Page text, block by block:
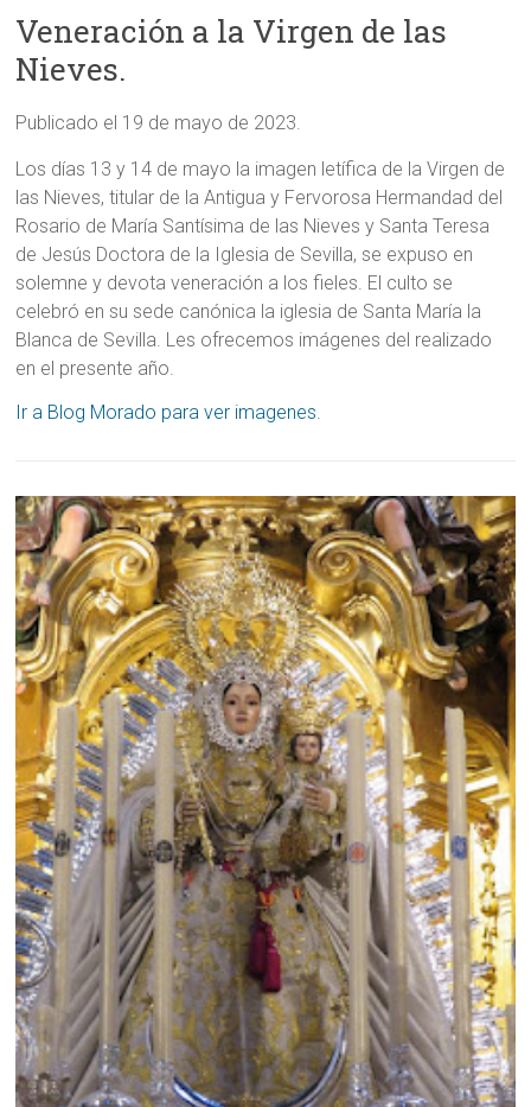
Veneración a la Virgen de las
Nieves.
Publicado el 19 de mayo de 2023.
Los días 13 y 14 de mayo la imagen letífica de la Virgen de
las Nieves, titular de la Antigua y Fervorosa Hermandad del
Rosario de María Santísima de las Nieves y Santa Teresa
de Jesús Doctora de la Iglesia de Sevilla, se expuso en
solemne y devota veneración a los fieles. El culto se
celebró en su sede canónica la iglesia de Santa María la
Blanca de Sevilla. Les ofrecemos imágenes del realizado
en el presente año.
Ir a Blog Morado para ver imagenes.